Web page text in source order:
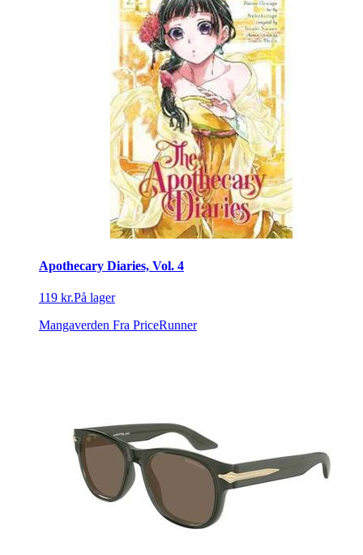
Apothecary Diaries, Vol. 4
119 kr.På lager
Mangaverden Fra PriceRunner